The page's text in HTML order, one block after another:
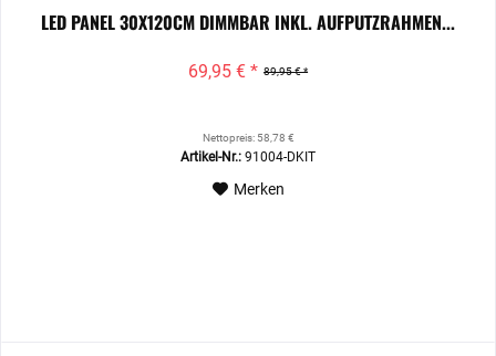
LED PANEL 30X120CM DIMMBAR INKL. AUFPUTZRAHMEN...
89,95 € *
69,95 € *
Nettopreis: 58,78 €
Artikel-Nr.: 91004-DKIT
Merken